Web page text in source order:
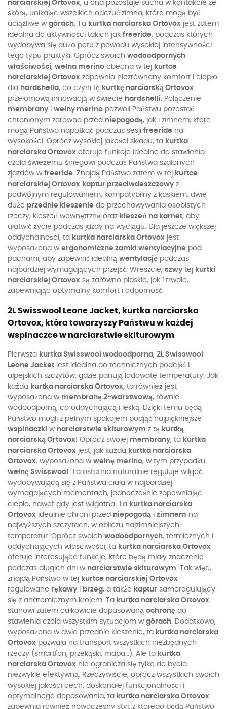
narciarskiej Ortovox, a ona pozostaje sucha w kontakcie ze
skórą, unikając wszelkich odczuć zimna, które mogą być
uciążliwe w górach. Ta kurtka narciarska Ortovox jest zatem
idealna do aktywności takich jak freeride, podczas których
wydobywa się dużo potu z powodu wysokiej intensywności
tego typu praktyki. Oprócz swoich wodoodpornych
właściwości, wełna merino obecna w tej kurtce
narciarskiej Ortovox zapewnia niezrównany komfort i ciepło
dla hardshella, co czyni tę kurtkę narciarską Ortovox
przełomową innowacją w świecie hardshelli. Połączenie
membranyi wełny merino pozwoli Państwu pozostać
chronionym zarówno przed niepogodą, jak i zimnem, które
mogą Państwo napotkać podczas sesji freeride na
wysokości. Oprócz wysokiej jakości składu, ta kurtka
narciarska Ortovox oferuje funkcje idealne do stawienia
czoła świeżemu śniegowi podczas Państwa szalonych
zjazdów w freeride. Znajdą Państwo zatem w tej kurtce
narciarskiej Ortovox kaptur przeciwdeszczowyz
podwójnym regulowaniem, kompatybilny z kaskiem, dwie
duże przednie kieszenie do przechowywania osobistych
rzeczy, kieszeń wewnętrzną oraz kieszeń na karnet, aby
ułatwić życie podczas jazdy na wyciągu. Dla jeszcze większej
oddychalności, ta kurtka narciarska Ortovox jest
wyposażona w ergonomiczne zamki wentylacyjne pod
pachami, aby zapewnić idealną wentylację podczas
najbardziej wymagających przejść. Wreszcie, szwytej kurtki
narciarskiej Ortovox są zarówno płaskie, jak i trwałe,
zapewniając optymalny komfort i odporność.
2L Swisswool Leone Jacket, kurtka narciarska
Ortovox, która towarzyszy Państwu w każdej
wspinaczce w narciarstwie skiturowym
Pierwsza kurtka Swisswool wodoodporna, 2L Swisswool
Leone Jacket jest idealna do technicznych podejść i
alpejskich szczytów, gdzie panują lodowate temperatury. Jak
każda kurtka narciarska Ortovox, ta również jest
wyposażona w membranę 2-warstwową, równie
wodoodporną, co oddychającą i lekką. Dzięki temu będą
Państwo mogli z pełnym spokojem podjąć najpiękniejsze
wspinaczki w narciarstwie skiturowym z tą kurtką
narciarską Ortovox! Oprócz swojej membrany, ta kurtka
narciarska Ortovox jest, jak każda kurtka narciarska
Ortovox, wyposażona w wełnę merino, w tym przypadku
wełnę Swisswool . Ta ostatnia naturalnie reguluje wilgoć
wydobywającą się z Państwa ciała w najbardziej
wymagających momentach, jednocześnie zapewniając
ciepło, nawet gdy jest wilgotna. Ta kurtka narciarska
Ortovox idealnie chroni przed niepogodą i zimnem na
najwyższych szczytach, w obliczu najzimniejszych
temperatur. Oprócz swoich wodoodpornych, termicznych i
oddychających właściwości, ta kurtka narciarska Ortovox
oferuje interesujące funkcje, które będą miały znaczenie
podczas długich dni w narciarstwie skiturowym. Tak więc,
znajdą Państwo w tej kurtce narciarskiej Ortovox
regulowane rękawyi brzeg, a także kaptur samoregulujący
się z anatomicznym krojem. Ta kurtka narciarska Ortovox
stanowi zatem całkowicie dopasowaną ochronę do
stawienia czoła wszystkim sytuacjom w górach. Dodatkowo,
wyposażona w dwie przednie kieszenie, ta kurtka narciarska
Ortovox pozwala na transport wszystkich niezbędnych
rzeczy (smartfon, przekąski, mapa…). Ale ta kurtka
narciarska Ortovox nie ogranicza się tylko do bycia
niezwykle efektywną. Rzeczywiście, oprócz wszystkich swoich
wysokiej jakości cech, doskonałej funkcjonalności i
optymalnego dopasowania, ta kurtka narciarska Ortovox
zapewnia również nowoczesny styl, z którego będą Państwo